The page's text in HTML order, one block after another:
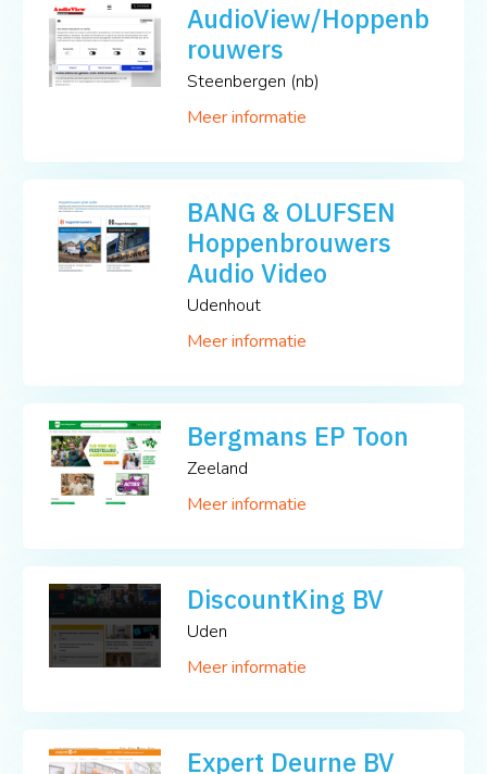
AudioView/Hoppenb
rouwers
Steenbergen (nb)
Meer informatie
BANG & OLUFSEN
Hoppenbrouwers
Audio Video
Udenhout
Meer informatie
Bergmans EP Toon
Zeeland
Meer informatie
DiscountKing BV
Uden
Meer informatie
Expert Deurne BV